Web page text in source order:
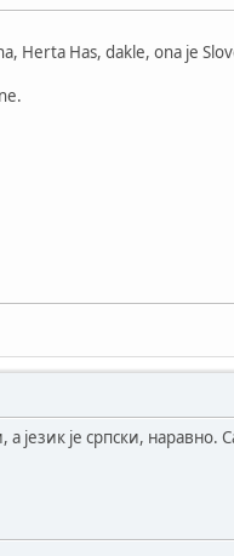
Herta Has, dakle, ona je
је српски, наравно.